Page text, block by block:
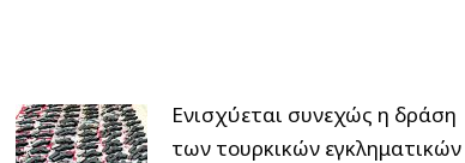
Ενισχύεται συνεχώς η δράση
των τουρκικών εγκληματικών